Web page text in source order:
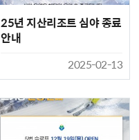
25년 지산리조트 심야 종료
안내
2025-02-13